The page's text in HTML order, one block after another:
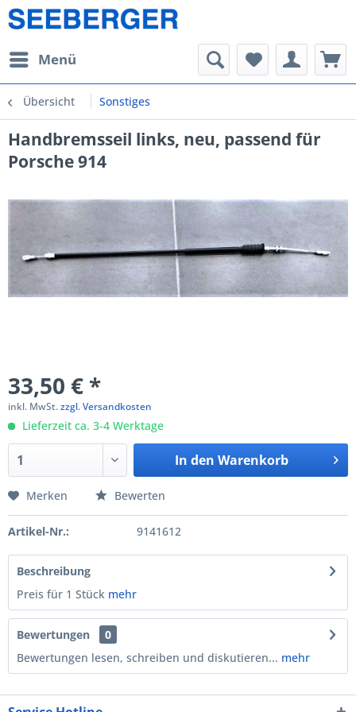
Menü
Übersicht Sonstiges
Handbremsseil links, neu, passend für
Porsche 914
33,50 € *
inkl. MwSt.zzgl. Versandkosten
Lieferzeit ca. 3-4 Werktage
In den Warenkorb
Merken Bewerten
Artikel-Nr.: 9141612
Beschreibung
Preis für 1 Stück mehr
Bewertungen
0
Bewertungen lesen, schreiben und diskutieren... mehr